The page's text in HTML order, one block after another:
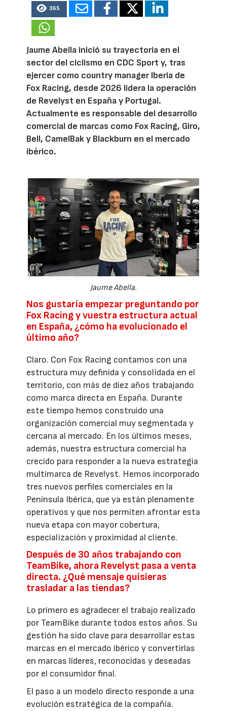
365
Jaume Abella inició su trayectoria en el
sector del ciclismo en CDC Sport y, tras
ejercer como country manager Iberia de
Fox Racing, desde 2026 lidera la operación
de Revelyst en España y Portugal.
Actualmente es responsable del desarrollo
comercial de marcas como Fox Racing, Giro,
Bell, CamelBak y Blackburn en el mercado
ibérico.
Jaume Abella.
Nos gustaría empezar preguntando por
Fox Racing y vuestra estructura actual
en España, ¿cómo ha evolucionado el
último año?
Claro. Con Fox Racing contamos con una
estructura muy definida y consolidada en el
territorio, con más de diez años trabajando
como marca directa en España. Durante
este tiempo hemos construido una
organización comercial muy segmentada y
cercana al mercado. En los últimos meses,
además, nuestra estructura comercial ha
crecido para responder a la nueva estrategia
multimarca de Revelyst. Hemos incorporado
tres nuevos perfiles comerciales en la
Península Ibérica, que ya están plenamente
operativos y que nos permiten afrontar esta
nueva etapa con mayor cobertura,
especialización y proximidad al cliente.
Después de 30 años trabajando con
TeamBike, ahora Revelyst pasa a venta
directa. ¿Qué mensaje quisieras
trasladar a las tiendas?
Lo primero es agradecer el trabajo realizado
por TeamBike durante todos estos años. Su
gestión ha sido clave para desarrollar estas
marcas en el mercado ibérico y convertirlas
en marcas líderes, reconocidas y deseadas
por el consumidor final.
El paso a un modelo directo responde a una
evolución estratégica de la compañía.